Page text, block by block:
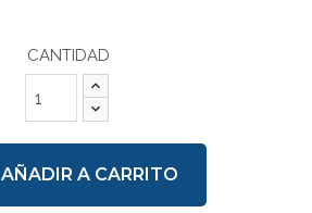
CANTIDAD
AÑADIR A CARRITO